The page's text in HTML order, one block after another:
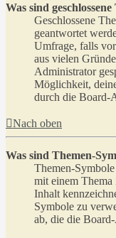
Was sind
Geschlossene
geantwortet
Umfrage, falls
aus vielen
Administrator
Möglichkeit,
durch die Board-
Nach oben
Was sind Themen-
Themen-
mit einem Thema
Inhalt
Symbole zu
ab, die die